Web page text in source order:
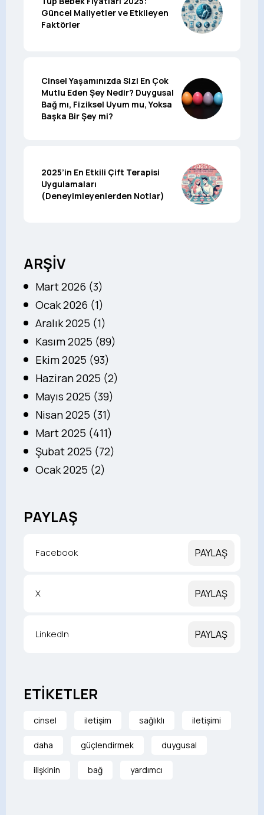
Güncel Maliyetler ve Etkileyen
Faktörler
Cinsel Yaşamınızda Sizi En Çok
Mutlu Eden Şey Nedir? Duygusal
Bağ mı, Fiziksel Uyum mu, Yoksa
Başka Bir Şey mi?
2025’in En Etkili Çift Terapisi
Uygulamaları
(Deneyimleyenlerden Notlar)
ARŞİV
Mart 2026 (3)
Ocak 2026 (1)
Aralık 2025 (1)
Kasım 2025 (89)
Ekim 2025 (93)
Haziran 2025 (2)
Mayıs 2025 (39)
Nisan 2025 (31)
Mart 2025 (411)
Şubat 2025 (72)
Ocak 2025 (2)
PAYLAŞ
Facebook PAYLAŞ
X PAYLAŞ
LinkedIn PAYLAŞ
ETİKETLER
cinsel iletişim sağlıklı iletişimi
daha güçlendirmek duygusal
ilişkinin bağ yardımcı